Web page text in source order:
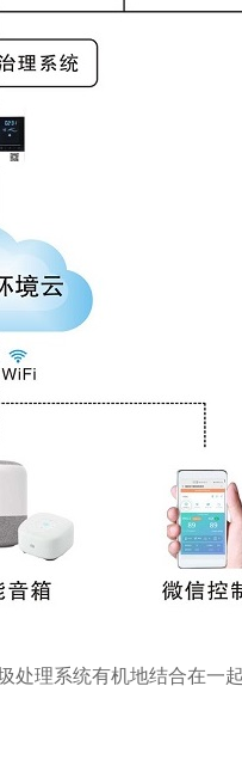
理系统有机地结合在一